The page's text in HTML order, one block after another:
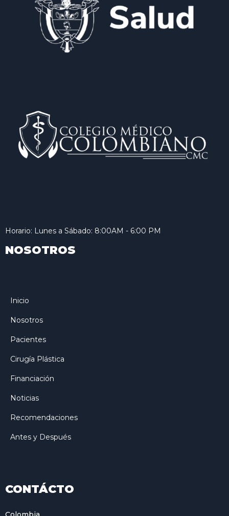
Horario: Lunes a Sábado: 8:00AM - 6:00 PM
NOSOTROS
Inicio
Nosotros
Pacientes
Cirugía Plástica
Financiación
Noticias
Recomendaciones
Antes y Después
CONTÁCTO